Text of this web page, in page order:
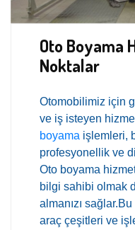
Oto Boyama
Noktalar
Otomobilimiz için
ve iş isteyen
boyama işlemleri,
profesyonellik ve
Oto boyama
bilgi sahibi olmak
almanızı
araç çeşitleri ve